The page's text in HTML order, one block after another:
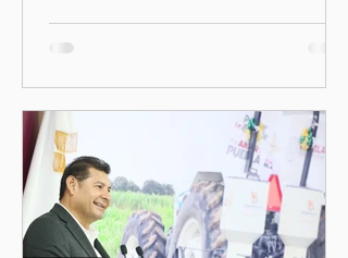
México. (Quinceminutos.MX).
—La Fiscalía General de la
República (FGR) informó
este jueves la detención
del exgobernador de
Guerrero, Ángel "N", por su
presunta participación en